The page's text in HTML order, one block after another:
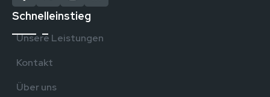
Schnelleinstieg
Unsere Leistungen
Kontakt
Über uns